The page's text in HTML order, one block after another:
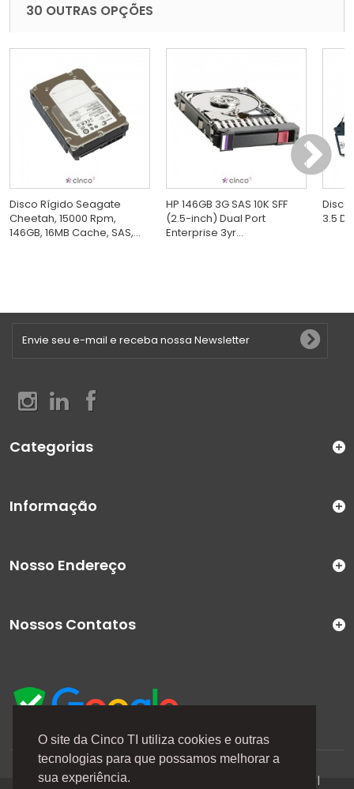
O site da Cinco TI utiliza cookies e outras
tecnologias para que possamos melhorar a
sua experiência.
30 OUTRAS OPÇÕES
Disco Rígido Seagate
Cheetah, 15000 Rpm,
146GB, 16MB Cache, SAS,...
HP 146GB 3G SAS 10K SFF
(2.5-inch) Dual Port
Enterprise 3yr...
Disco
3.5
Categorias
Informação
A Cinco TI (5TI) é uma marca registrada de CINCO TI
COMERCIO E SERVICOS LTDA | CNPJ: 08.307.867/0001-04 |
Nosso Endereço
Nossos Contatos